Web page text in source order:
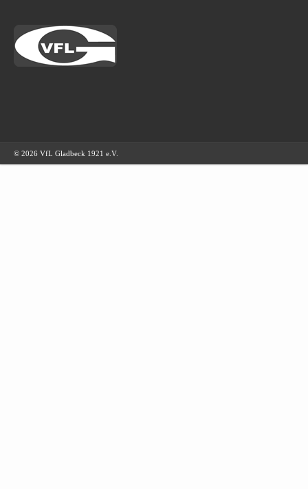
© 2026 VfL Gladbeck 1921 e.V.